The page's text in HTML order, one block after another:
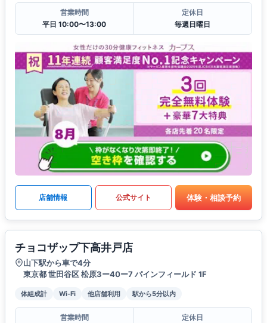
営業時間
平日 10:00〜13:00
定休日
毎週日曜日
店舗情報 公式サイト 体験・相談予約
チョコザップ下高井戸店
山下駅から車で4分
東京都 世田谷区 松原3ー40ー7 パインフィールド 1F
体組成計 Wi-Fi 他店舗利用 駅から5分以内
営業時間
定休日